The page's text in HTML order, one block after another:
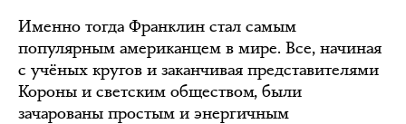
Именно тогда Франклин стал самым
популярным американцем в мире. Все, начиная
с учёных кругов и заканчивая представителями
Короны и светским обществом, были
зачарованы простым и энергичным